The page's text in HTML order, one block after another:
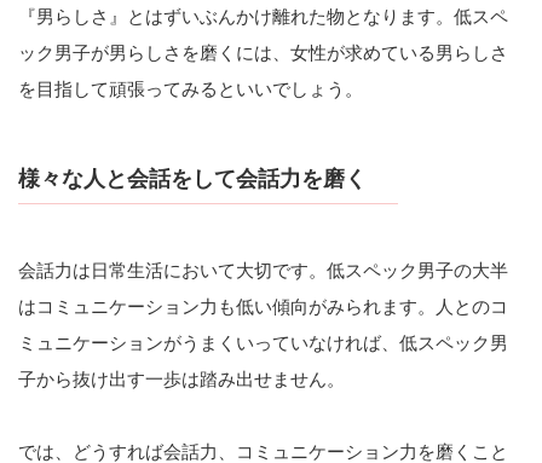
『男らしさ』とはずいぶんかけ離れた物となります。低スペ
ック男子が男らしさを磨くには、女性が求めている男らしさ
を目指して頑張ってみるといいでしょう。
様々な人と会話をして会話力を磨く
会話力は日常生活において大切です。低スペック男子の大半
はコミュニケーション力も低い傾向がみられます。人とのコ
ミュニケーションがうまくいっていなければ、低スペック男
子から抜け出す一歩は踏み出せません。
では、どうすれば会話力、コミュニケーション力を磨くこと